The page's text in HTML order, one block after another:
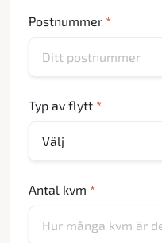
Postnummer *
Typ av flytt *
Antal kvm *